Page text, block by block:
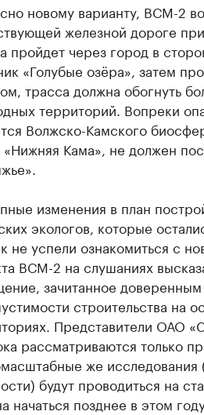
новому варианту, ВСМ-2
железной дороге
пройдет через город в
«Голубые озёра», затем
трасса должна обогнуть
территорий. Вопреки
Волжско-Камского
«Нижняя Кама», не должен
изменения в план
экологов, которые
не успели ознакомиться с
ВСМ-2 на слушаниях
зачитанное
строительства на
Представители ОАО
рассматриваются только
же исследования
будут проводиться на
начаться позднее в этом